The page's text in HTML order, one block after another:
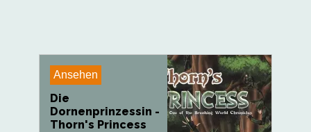
Ansehen
Die
Dornenprinzessin -
Thorn's Princess